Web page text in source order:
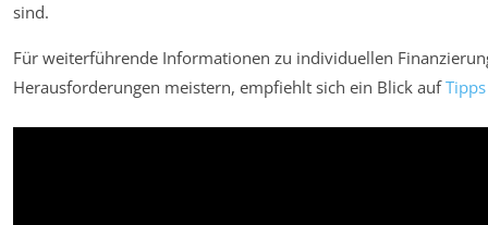
sind.
Für weiterführende Informationen zu individuellen
Herausforderungen meistern, empfiehlt sich ein Blick auf